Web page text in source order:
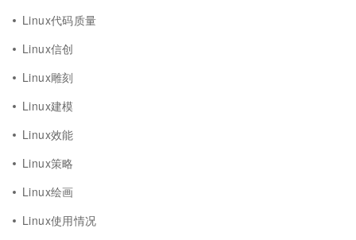
Linux代码质量
Linux信创
Linux雕刻
Linux建模
Linux效能
Linux策略
Linux绘画
Linux使用情况